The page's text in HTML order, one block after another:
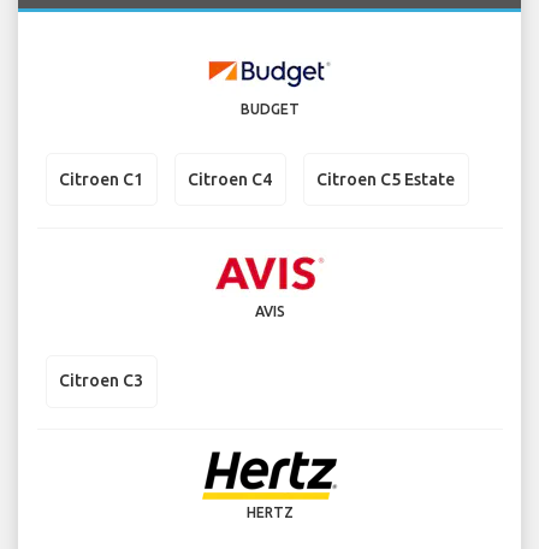
BUDGET
Citroen C1 Citroen C4 Citroen C5 Estate
AVIS
Citroen C3
HERTZ